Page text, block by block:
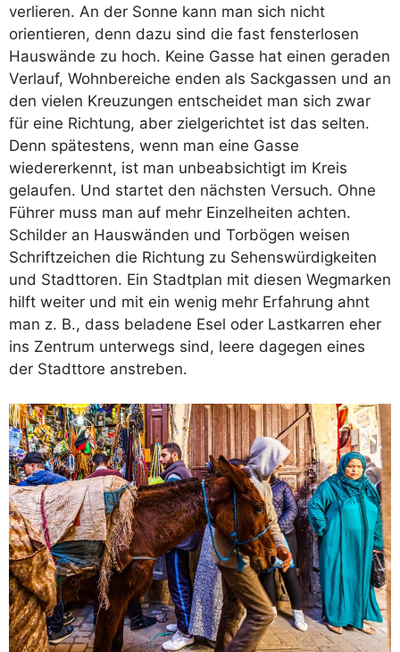
verlieren. An der Sonne kann man sich nicht
orientieren, denn dazu sind die fast fensterlosen
Hauswände zu hoch. Keine Gasse hat einen geraden
Verlauf, Wohnbereiche enden als Sackgassen und an
den vielen Kreuzungen entscheidet man sich zwar
für eine Richtung, aber zielgerichtet ist das selten.
Denn spätestens, wenn man eine Gasse
wiedererkennt, ist man unbeabsichtigt im Kreis
gelaufen. Und startet den nächsten Versuch. Ohne
Führer muss man auf mehr Einzelheiten achten.
Schilder an Hauswänden und Torbögen weisen
Schriftzeichen die Richtung zu Sehenswürdigkeiten
und Stadttoren. Ein Stadtplan mit diesen Wegmarken
hilft weiter und mit ein wenig mehr Erfahrung ahnt
man z. B., dass beladene Esel oder Lastkarren eher
ins Zentrum unterwegs sind, leere dagegen eines
der Stadttore anstreben.